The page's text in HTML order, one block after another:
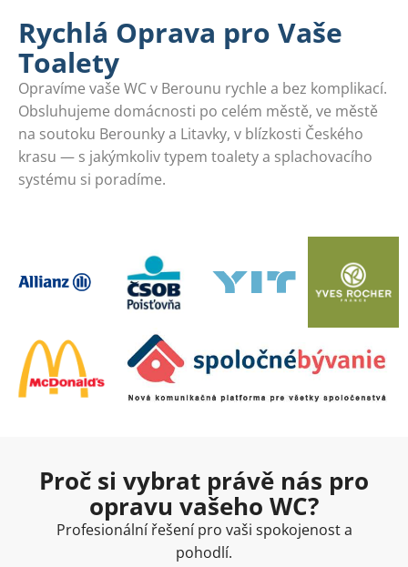
Rychlá Oprava pro Vaše
Toalety
Opravíme vaše WC v Berounu rychle a bez komplikací.
Obsluhujeme domácnosti po celém městě, ve městě
na soutoku Berounky a Litavky, v blízkosti Českého
krasu — s jakýmkoliv typem toalety a splachovacího
systému si poradíme.
Proč si vybrat právě nás pro
opravu vašeho WC?
Profesionální řešení pro vaši spokojenost a
pohodlí.